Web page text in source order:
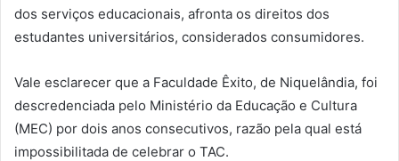
dos serviços educacionais, afronta os direitos dos
estudantes universitários, considerados consumidores.
Vale esclarecer que a Faculdade Êxito, de Niquelândia, foi
descredenciada pelo Ministério da Educação e Cultura
(MEC) por dois anos consecutivos, razão pela qual está
impossibilitada de celebrar o TAC.